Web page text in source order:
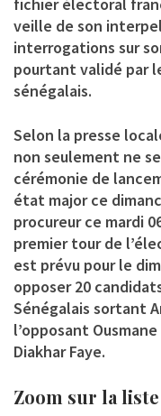
veille de son
interrogations sur
pourtant validé par
sénégalais.
Selon la presse
non seulement ne
cérémonie de
état major ce
procureur ce mardi
premier tour de
est prévu pour le
opposer 20
Sénégalais sortant
l’opposant
Diakhar Faye.
Zoom sur la